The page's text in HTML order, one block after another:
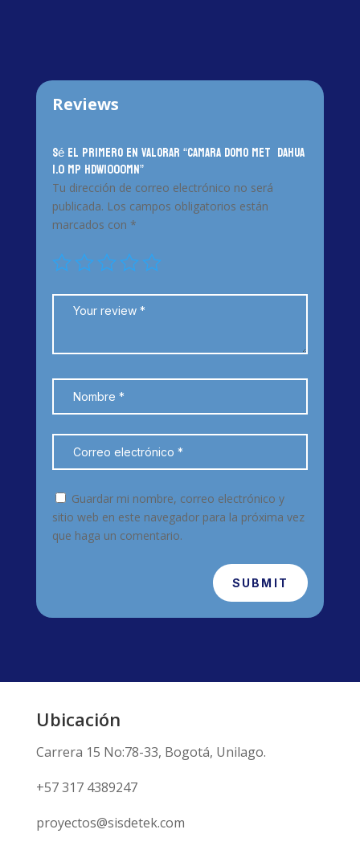
Reviews
Sé el primero en valorar “CAMARA DOMO MET DAHUA
1.0 MP HDW1000MN”
Tu dirección de correo electrónico no será
publicada. Los campos obligatorios están
marcados con *
Guardar mi nombre, correo electrónico y
sitio web en este navegador para la próxima vez
que haga un comentario.
SUBMIT
Ubicación
Carrera 15 No:78-33, Bogotá, Unilago.
+57 317 4389247
proyectos@sisdetek.com